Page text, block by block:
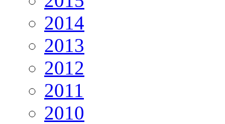
2014
2013
2012
2011
2010